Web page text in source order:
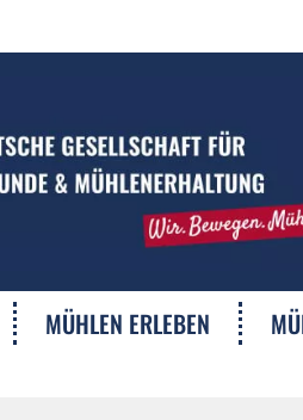
MÜHLEN ERLEBEN